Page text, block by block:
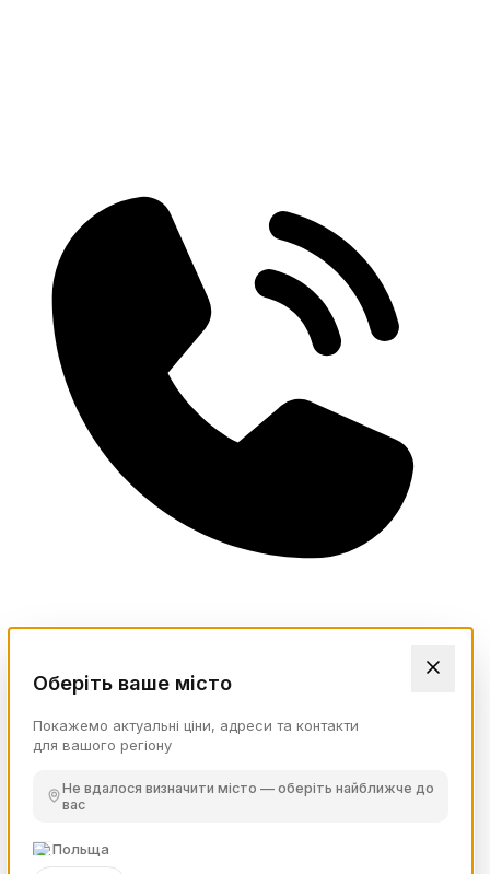
Оберіть ваше місто
Покажемо актуальні ціни, адреси та контакти
для вашого регіону
Не вдалося визначити місто — оберіть найближче до
вас
Польща